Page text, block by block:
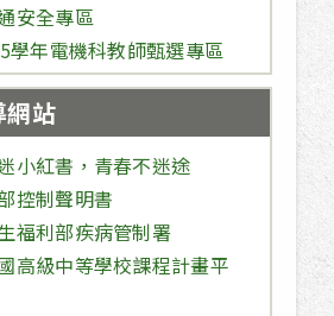
安全專區
學年電機科教師甄選專區
網站
小紅書，青春不迷途
控制聲明書
福利部疾病管制署
高級中等學校課程計畫平